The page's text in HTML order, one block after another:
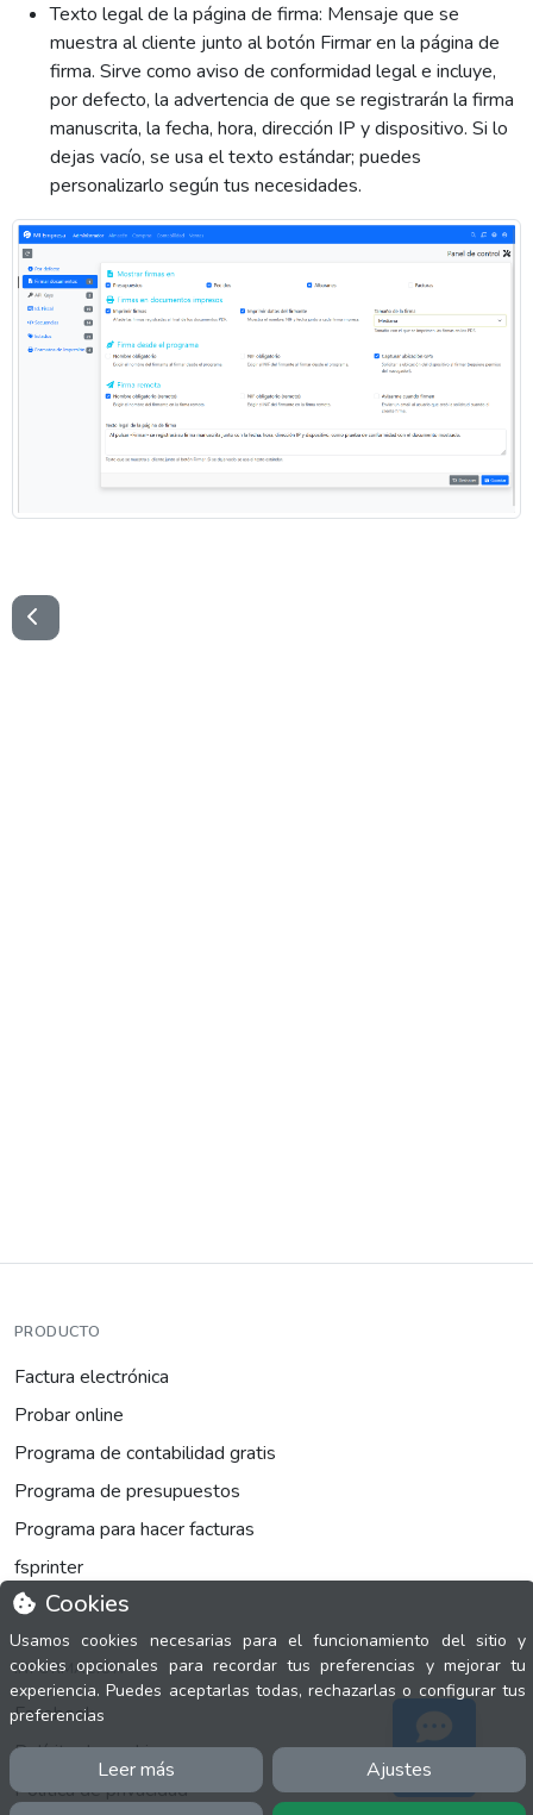
Texto legal de la página de firma: Mensaje que se
muestra al cliente junto al botón Firmar en la página de
firma. Sirve como aviso de conformidad legal e incluye,
por defecto, la advertencia de que se registrarán la firma
manuscrita, la fecha, hora, dirección IP y dispositivo. Si lo
dejas vacío, se usa el texto estándar; puedes
personalizarlo según tus necesidades.
Cookies
Usamos cookies necesarias para el funcionamiento del sitio y
cookies opcionales para recordar tus preferencias y mejorar tu
experiencia. Puedes aceptarlas todas, rechazarlas o configurar tus
preferencias
Leer más Ajustes
PRODUCTO
Factura electrónica
Probar online
Programa de contabilidad gratis
Programa de presupuestos
Programa para hacer facturas
fsprinter
INFORMACIÓN
Facebook
Polícita de cookies
Política de privacidad
Soporte